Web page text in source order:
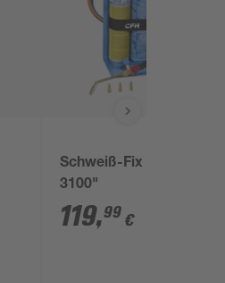
Schweiß-Fix "SF
3100"
119,99 €